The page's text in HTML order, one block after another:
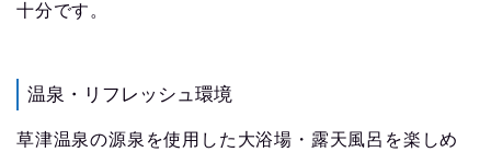
十分です。
温泉・リフレッシュ環境
草津温泉の源泉を使用した大浴場・露天風呂を楽しめ